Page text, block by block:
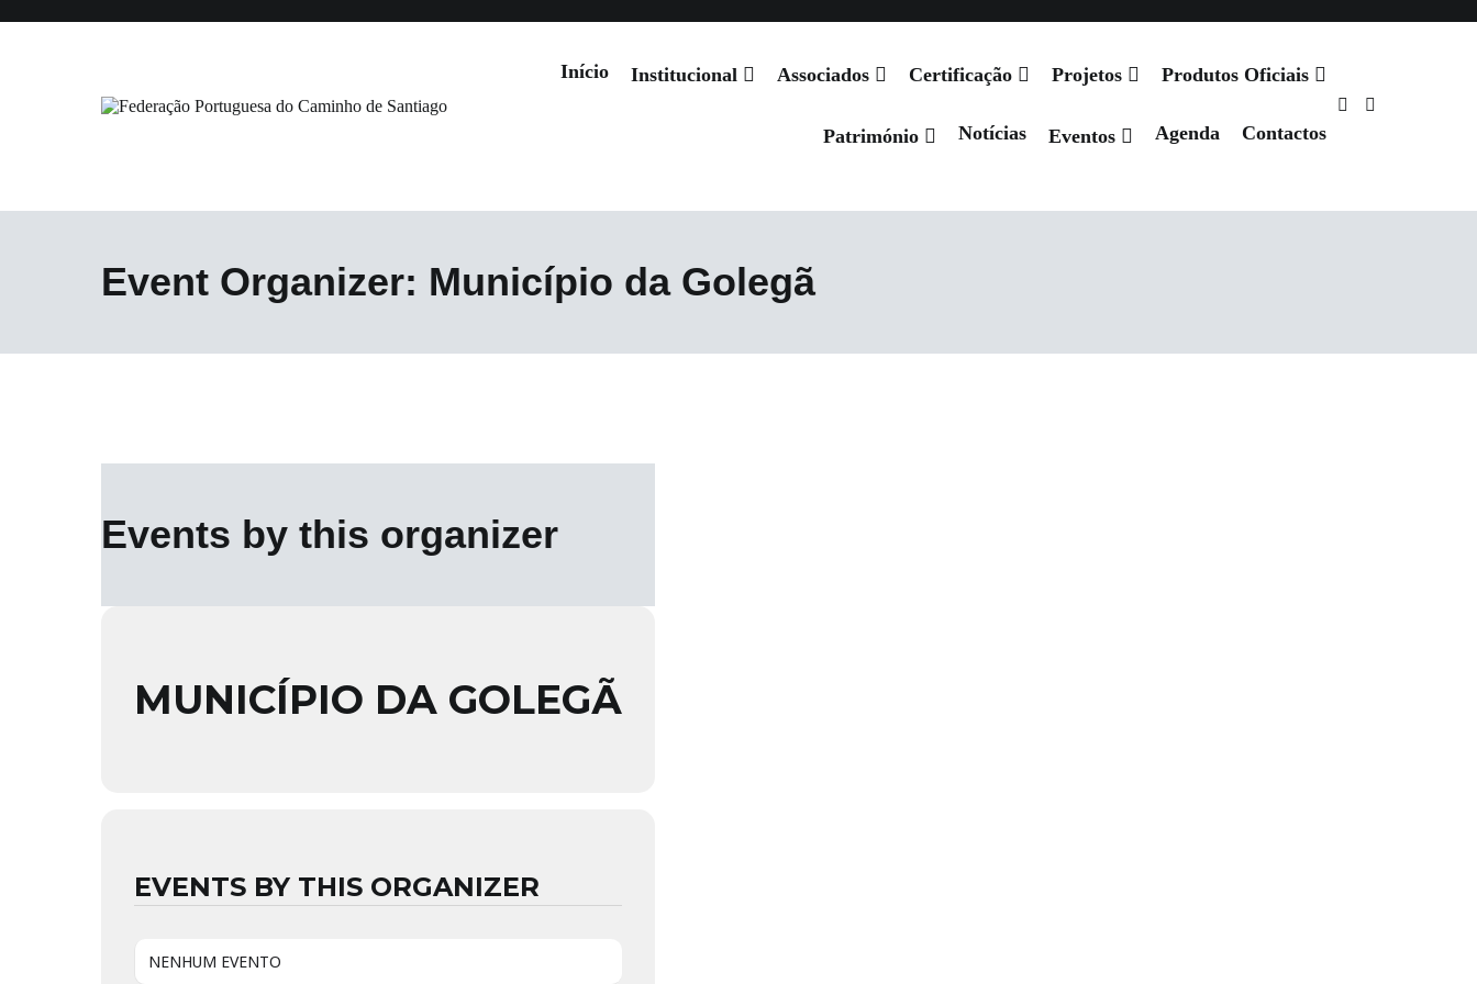
para
Início Institucional Associados Certificação Projetos Produtos Oficiais
Património Notícias Eventos Agenda Contactos
Event Organizer: Município da Golegã
Events by this organizer
MUNICÍPIO DA GOLEGÃ
EVENTS BY THIS ORGANIZER
NENHUM EVENTO